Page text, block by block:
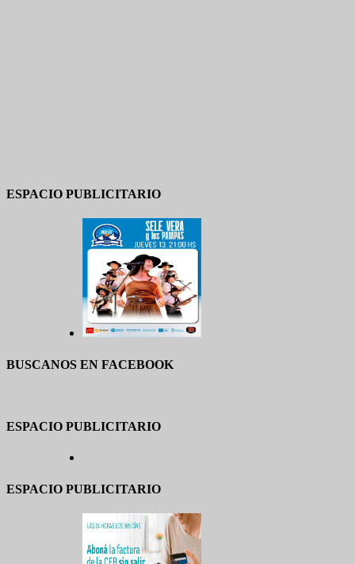
ESPACIO PUBLICITARIO
BUSCANOS EN FACEBOOK
ESPACIO PUBLICITARIO
ESPACIO PUBLICITARIO